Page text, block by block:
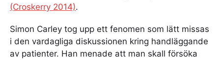
(Croskerry 2014).
Simon Carley tog upp ett fenomen som lätt missas
i den vardagliga diskussionen kring handläggande
av patienter. Han menade att man skall försöka